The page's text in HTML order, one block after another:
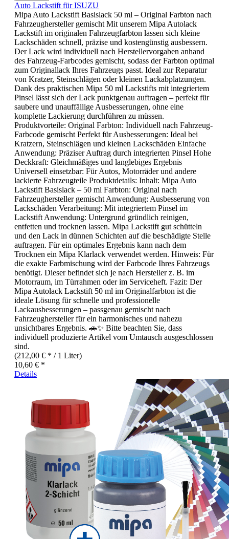
Auto Lackstift für ISUZU
Mipa Auto Lackstift Basislack 50 ml – Original Farbton nach
Fahrzeughersteller gemischt Mit unserem Mipa Autolack
Lackstift im originalen Fahrzeugfarbton lassen sich kleine
Lackschäden schnell, präzise und kostengünstig ausbessern.
Der Lack wird individuell nach Herstellervorgaben anhand
des Fahrzeug-Farbcodes gemischt, sodass der Farbton optimal
zum Originallack Ihres Fahrzeugs passt. Ideal zur Reparatur
von Kratzer, Steinschlägen oder kleinen Lackabplatzungen.
Dank des praktischen Mipa 50 ml Lackstifts mit integriertem
Pinsel lässt sich der Lack punktgenau auftragen – perfekt für
saubere und unauffällige Ausbesserungen, ohne eine
komplette Lackierung durchführen zu müssen.
Produktvorteile: Original Farbton: Individuell nach Fahrzeug-
Farbcode gemischt Perfekt für Ausbesserungen: Ideal bei
Kratzern, Steinschlägen und kleinen Lackschäden Einfache
Anwendung: Präziser Auftrag durch integrierten Pinsel Hohe
Deckkraft: Gleichmäßiges und langlebiges Ergebnis
Universell einsetzbar: Für Autos, Motorräder und andere
lackierte Fahrzeugteile Produktdetails: Inhalt: Mipa Auto
Lackstift Basislack – 50 ml Farbton: Original nach
Fahrzeughersteller gemischt Anwendung: Ausbesserung von
Lackschäden Verarbeitung: Mit integriertem Pinsel im
Lackstift Anwendung: Untergrund gründlich reinigen,
entfetten und trocknen lassen. Mipa Lackstift gut schütteln
und den Lack in dünnen Schichten auf die beschädigte Stelle
auftragen. Für ein optimales Ergebnis kann nach dem
Trocknen ein Mipa Klarlack verwendet werden. Hinweis: Für
die exakte Farbmischung wird der Farbcode Ihres Fahrzeugs
benötigt. Dieser befindet sich je nach Hersteller z. B. im
Motorraum, im Türrahmen oder im Serviceheft. Fazit: Der
Mipa Autolack Lackstift 50 ml im Originalfarbton ist die
ideale Lösung für schnelle und professionelle
Lackausbesserungen – passgenau gemischt nach
Fahrzeughersteller für ein harmonisches und nahezu
unsichtbares Ergebnis. 🚗✨ Bitte beachten Sie, dass
individuell produzierte Artikel vom Umtausch ausgeschlossen
sind.
(212,00 € * / 1 Liter)
10,60 € *
Details